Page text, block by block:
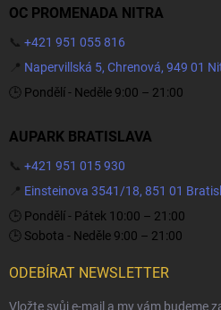
OC PROMENADA NITRA
📞 +421 951 055 816
📍 Napervillská 5, Chrenová, 949 01
🕒 Pondělí - Neděle 9:00 – 21:00
AUPARK BRATISLAVA
📞 +421 951 015 930
📍 Einsteinova 3541/18, 851 01
🕒 Pondělí - Pátek 10:00 – 21:00
🕒 Sobota - Neděle 9:00 – 21:00
ODEBÍRAT NEWSLETTER
Vložte svůj e-mail a my vám budeme